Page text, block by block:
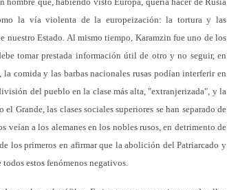
la vía violenta de la europeización: la tortura y las
nuestro Estado. Al mismo tiempo, Karamzin fue uno de los
tomar prestada información útil de otro y no seguir, en
comida y las barbas nacionales rusas podían interferir en
del pueblo en la clase más alta, "extranjerizada", y la
Grande, las clases sociales superiores se han separado de
a los alemanes en los nobles rusos, en detrimento de
los primeros en afirmar que la abolición del Patriarcado y
estos fenómenos negativos.